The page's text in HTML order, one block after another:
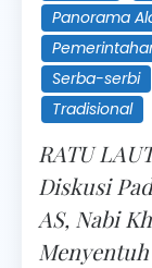
Panorama
Serba-serbi
Tradisional
RATU
Diskusi
AS, Nabi